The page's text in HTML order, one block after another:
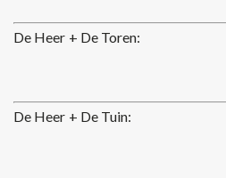
De Heer + De Toren:
De Heer + De Tuin: